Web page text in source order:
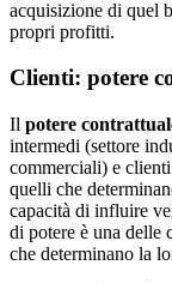
acquisizione di quel
propri profitti.
Clienti: potere
Il potere
intermedi (settore
commerciali) e
quelli che
capacità di influire
di potere è una delle
che determinano la